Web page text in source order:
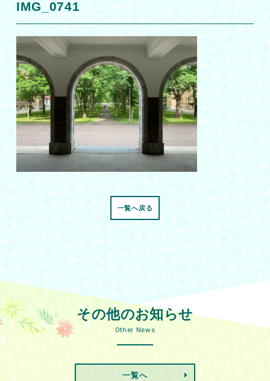
IMG_0741
一覧へ戻る
その他のお知らせ
Other News
一覧へ